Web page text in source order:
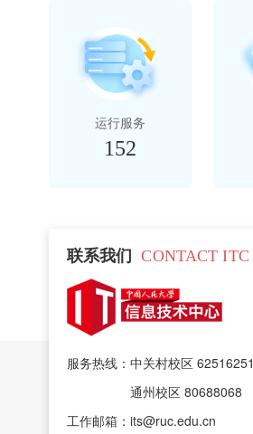
运行服务
152
联系我们 CONTACT ITC
服务热线：中关村校区 62516251
通州校区 80688068
工作邮箱：its@ruc.edu.cn